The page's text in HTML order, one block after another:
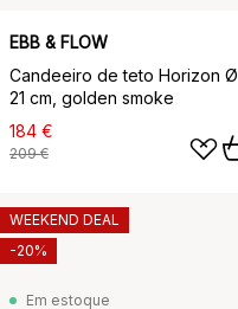
EBB & FLOW
Candeeiro de teto Horizon Ø
21 cm, golden smoke
184 €
209 €
Em estoque
WEEKEND DEAL
-20%